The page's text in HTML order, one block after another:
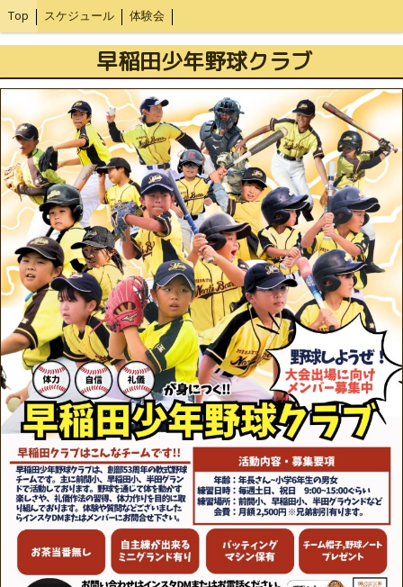
Top スケジュール 体験会
早稲田少年野球クラブ